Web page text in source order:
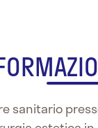
sanitario